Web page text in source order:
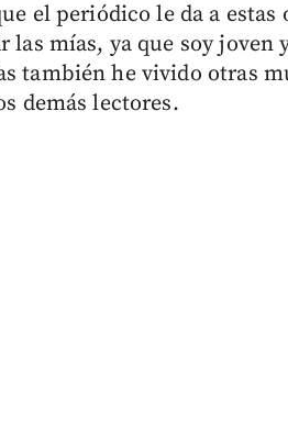
el periódico le da a
mías, ya que soy joven
también he vivido otras
demás lectores.